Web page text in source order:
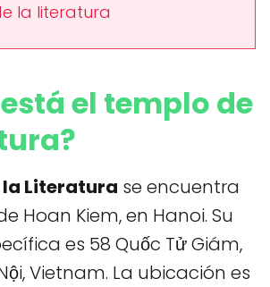
la literatura
el templo de
la Literatura se encuentra
Hoan Kiem, en Hanoi. Su
es 58 Quốc Tử Giám,
Vietnam. La ubicación es